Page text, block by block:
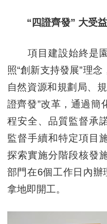
“四證齊發” 大受益
項目建設始終是園
照“創新支持發展”理
自然資源和規劃局、
證齊發”改革，通過簡
程安全、品質監督承
監督手續和特定項目
探索實施分階段核發
部門在6個工作日內辦
拿地即開工。